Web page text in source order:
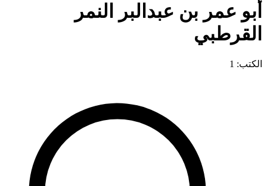
أبو عمر بن عبدالبر النمر
القرطبي
الكتب: 1